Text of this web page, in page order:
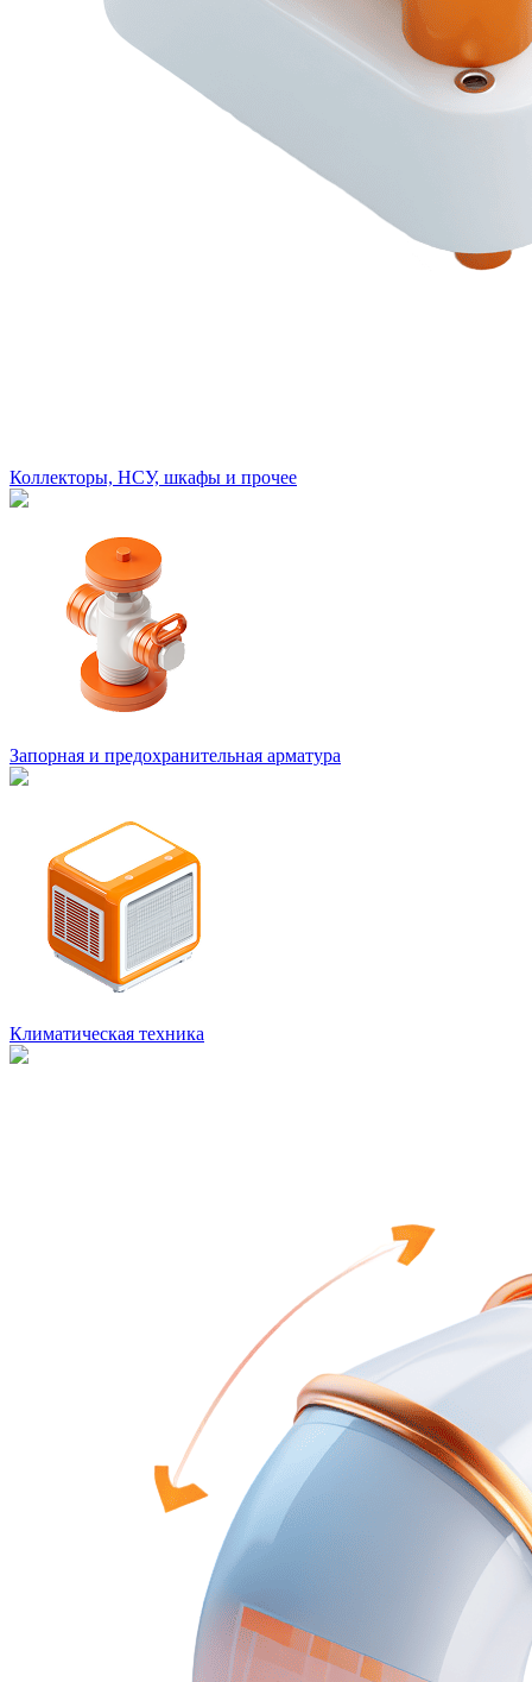
Коллекторы, НСУ, шкафы и прочее
Запорная и предохранительная арматура
Климатическая техника